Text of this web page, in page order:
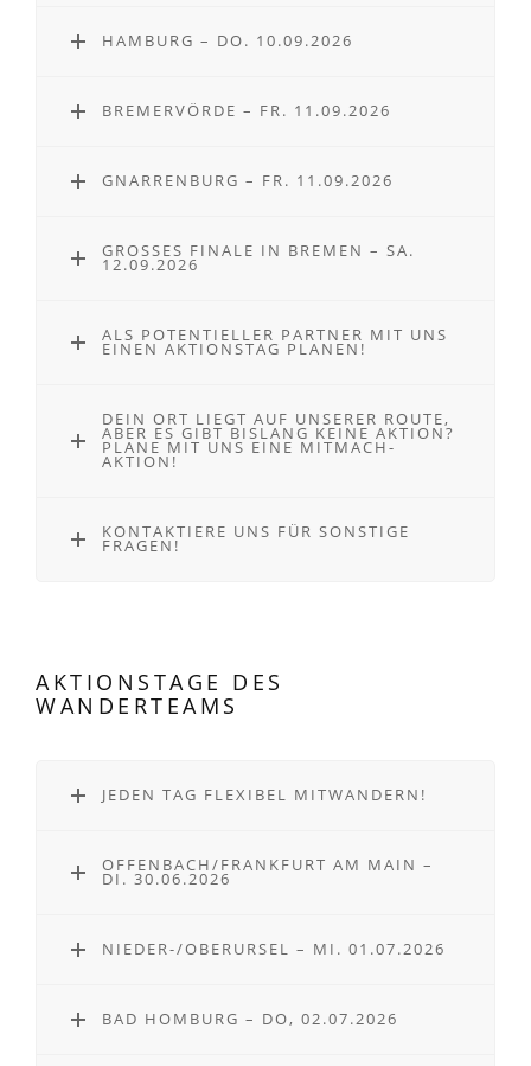
HAMBURG – DO. 10.09.2026
BREMERVÖRDE – FR. 11.09.2026
GNARRENBURG – FR. 11.09.2026
GROSSES FINALE IN BREMEN – SA. 1
2.09.2026
ALS POTENTIELLER PARTNER MIT UNS
EINEN AKTIONSTAG PLANEN!
DEIN ORT LIEGT AUF UNSERER ROUTE,
ABER ES GIBT BISLANG KEINE AKTION?
PLANE MIT UNS EINE MITMACH-
AKTION!
KONTAKTIERE UNS FÜR SONSTIGE
FRAGEN!
AKTIONSTAGE DES
WANDERTEAMS
JEDEN TAG FLEXIBEL MITWANDERN!
OFFENBACH/FRANKFURT AM MAIN –
DI. 30.06.2026
NIEDER-/OBERURSEL – MI. 01.07.2026
BAD HOMBURG – DO, 02.07.2026